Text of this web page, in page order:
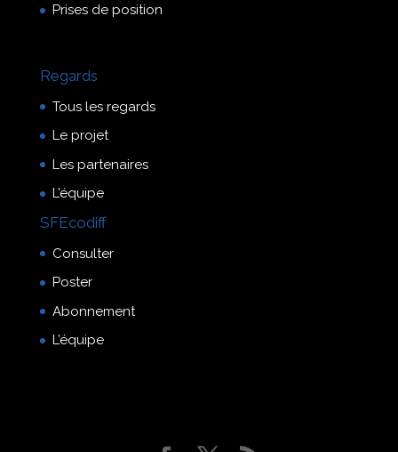
Prises de position
Regards
Tous les regards
Le projet
Les partenaires
L’équipe
SFEcodiff
Consulter
Poster
Abonnement
L’équipe